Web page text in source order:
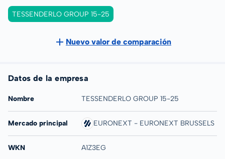
TESSENDERLO GROUP 15-25
Nuevo valor de comparación
Datos de la empresa
Nombre TESSENDERLO GROUP 15-25
Mercado principal EURONEXT - EURONEXT BRUSSELS
WKN A1Z3EG